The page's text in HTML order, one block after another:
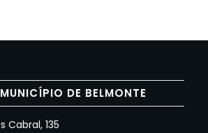
DE BELMONTE
Cabral, 135